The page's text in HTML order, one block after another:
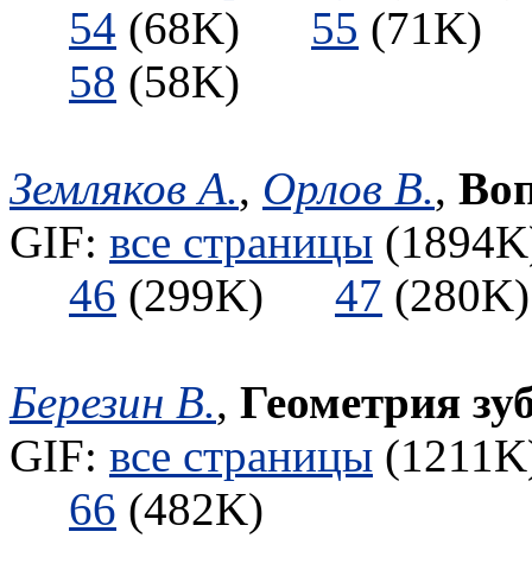
54 (68K) 55
58 (58K)
Земляков А., Орлов В.,
GIF: все страницы
46 (299K) 47
Березин В., Геометрия
GIF: все страницы
66 (482K)